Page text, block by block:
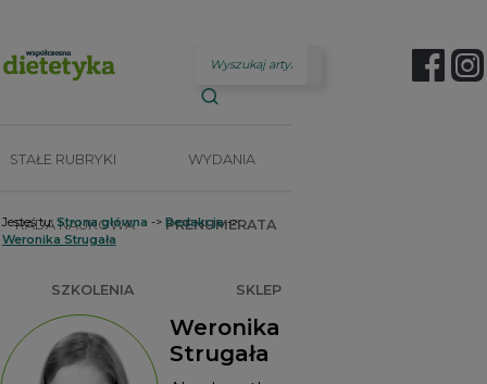
STAŁE RUBRYKI WYDANIA
RADA NAUKOWA PRENUMERATA
SZKOLENIA SKLEP
Jesteś tu:Strona główna -> Redakcja->
Weronika Strugała
Weronika
Strugała